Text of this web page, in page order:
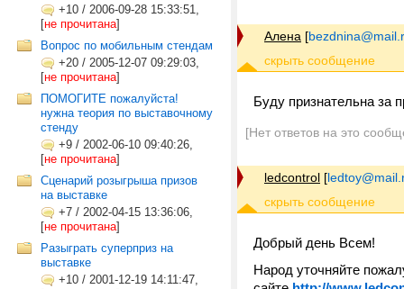
+10 / 2006-09-28 15:33:51,
[не прочитана]
Вопрос по мобильным стендам
+20 / 2005-12-07 09:29:03,
[не прочитана]
ПОМОГИТЕ пожалуйста!
нужна теория по выставочному
стенду
+9 / 2002-06-10 09:40:26,
[не прочитана]
Сценарий розыгрыша призов
на выставке
+7 / 2002-04-15 13:36:06,
[не прочитана]
Разыграть суперприз на
выставке
+10 / 2001-12-19 14:11:47,
Алена [
Буду признательна за
[Нет ответов на это
ledcontrol [
Добрый день Всем!
Народ уточняйте